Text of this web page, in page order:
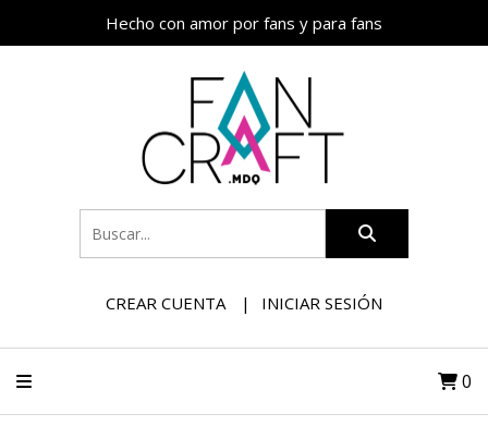
Hecho con amor por fans y para fans
CREAR CUENTA INICIAR SESIÓN
0